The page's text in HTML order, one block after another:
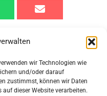
wir Technologien wie
und/oder darauf
zustimmst, können wir Daten
dieser Website verarbeiten.
Nächste